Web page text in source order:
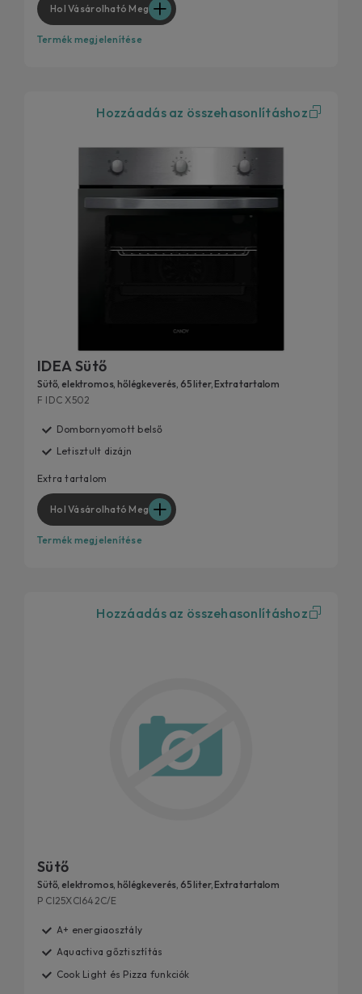
Hol Vásárolható Meg
Termék megjelenítése
Hozzáadás az összehasonlításhoz
IDEA Sütő
Sütő, elektromos, hőlégkeverés, 65 liter, Extra tartalom
F IDC X502
Dombornyomott belső
Letisztult dizájn
Extra tartalom
Hol Vásárolható Meg
Termék megjelenítése
Hozzáadás az összehasonlításhoz
Sütő
Sütő, elektromos, hőlégkeverés, 65 liter, Extra tartalom
P CI25XCI642C/E
A+ energiaosztály
Aquactiva gőztisztítás
Cook Light és Pizza funkciók